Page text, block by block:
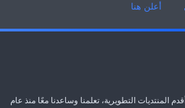
المنتديات التطويرية، تعلمنا وساعدنا معًا منذ عام
أعلن هنا